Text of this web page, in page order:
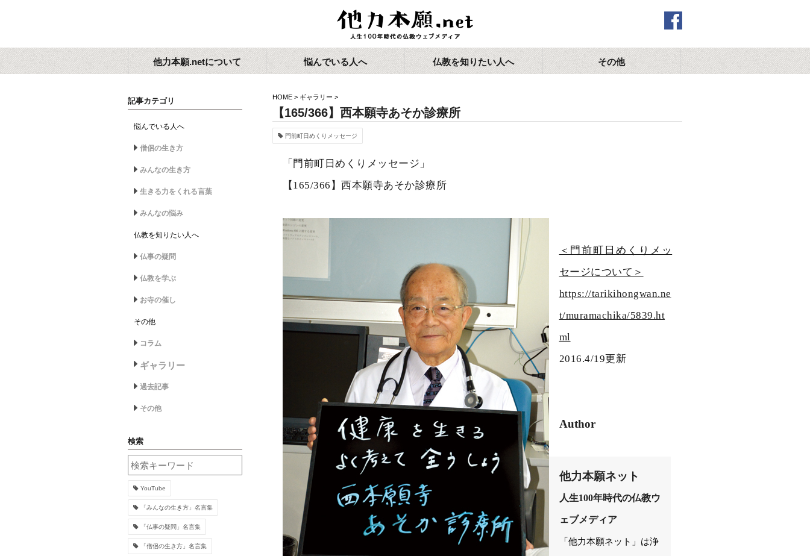
他力本願.netについて 悩んでいる人へ 仏教を知りたい人へ その他
HOME > ギャラリー >
【165/366】西本願寺あそか診療所
門前町日めくりメッセージ
「門前町日めくりメッセージ」
【165/366】西本願寺あそか診療所
＜門前町日めくりメッ
セージについて＞
https://tarikihongwan.ne
t/muramachika/5839.ht
ml
2016.4/19更新
Author
他力本願ネット
人生100年時代の仏教ウ
ェブメディア
「他力本願ネット」は浄
記事カテゴリ
悩んでいる人へ
僧侶の生き方
みんなの生き方
生きる力をくれる言葉
みんなの悩み
仏教を知りたい人へ
仏事の疑問
仏教を学ぶ
お寺の催し
その他
コラム
ギャラリー
過去記事
その他
検索
YouTube
「みんなの生き方」名言集
「仏事の疑問」名言集
「僧侶の生き方」名言集